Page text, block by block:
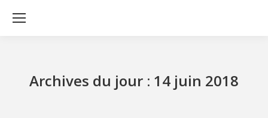
Archives du jour : 14 juin 2018